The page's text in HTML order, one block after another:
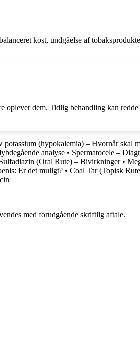
kost, undgåelse af
dem. Tidlig behandling kan
potassium (hypokalemia) – Hvornår skal
analyse • Spermatocele –
Sulfadiazin (Oral Rute) – Bivirkninger•
Er det muligt? • Coal Tar (Topisk
med forudgående skriftlig aftale.